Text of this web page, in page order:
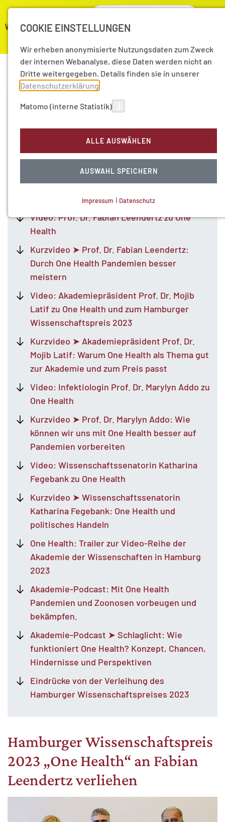
One Health: Die nächste Pandemie besser meistern –
Fabian Leendertz erhält den Hamburger
Wissenschaftspreis 2023 „One Health“
Fabian Leendertz im Gespräch: One Health
hilft bei Prävention und Früherkennung von
Video: Prof. Dr. Fabian Leendertz zu One
Health
Kurzvideo ➤ Prof. Dr. Fabian Leendertz:
Durch One Health Pandemien besser
meistern
Video: Akademiepräsident Prof. Dr. Mojib
Latif zu One Health und zum Hamburger
Wissenschaftspreis 2023
Kurzvideo ➤ Akademiepräsident Prof. Dr.
Mojib Latif: Warum One Health als Thema gut
zur Akademie und zum Preis passt
Video: Infektiologin Prof. Dr. Marylyn Addo zu
One Health
Kurzvideo ➤ Prof. Dr. Marylyn Addo: Wie
können wir uns mit One Health besser auf
Pandemien vorbereiten
Video: Wissenschaftssenatorin Katharina
Fegebank zu One Health
Kurzvideo ➤ Wissenschaftssenatorin
Katharina Fegebank: One Health und
politisches Handeln
One Health: Trailer zur Video-Reihe der
Akademie der Wissenschaften in Hamburg
2023
Akademie-Podcast: Mit One Health
Pandemien und Zoonosen vorbeugen und
bekämpfen.
Akademie-Podcast ➤ Schlaglicht: Wie
funktioniert One Health? Konzept, Chancen,
Hindernisse und Perspektiven
Eindrücke von der Verleihung des
Hamburger Wissenschaftspreises 2023
Hamburger Wissenschaftspreis
2023 „One Health“ an Fabian
Leendertz verliehen
COOKIE EINSTELLUNGEN
Wir erheben anonymisierte Nutzungsdaten zum Zweck
der internen Webanalyse, diese Daten werden nicht an
Dritte weitergegeben. Details finden sie in unserer
Datenschutzerklärung
Matomo (interne Statistik)
ALLE AUSWÄHLEN
AUSWAHL SPEICHERN
MATOMO (INTERNE STATISTIK)
Statistik Cookies erfassen Informationen anonym.
Diese Informationen helfen uns zu verstehen, wie
unsere Besucher unsere Website nutzen.
Matomo
Impressum | Datenschutz